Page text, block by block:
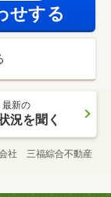
せする
最新の
況を聞く
社 三福綜合不動産